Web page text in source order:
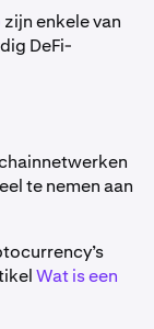
zijn enkele van
DeFi-
te nemen aan
Wat is een